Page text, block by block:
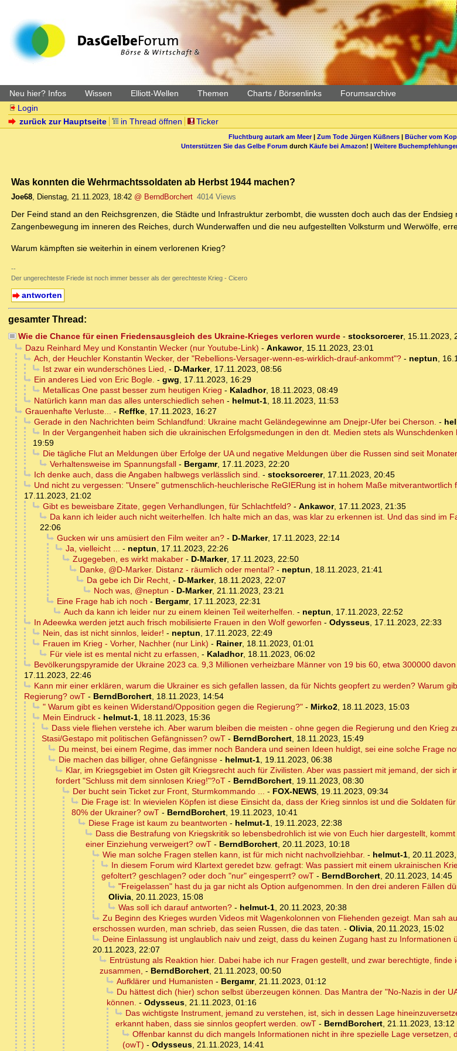
Neu hier? Infos Wissen Elliott-Wellen Themen Charts / Börsenlinks Forumsarchive
Login
zurück zur Hauptseite
in Thread öffnen Ticker
Fluchtburg autark am Meer| Zum Tode Jürgen Küßners| Bücher vom
Unterstützen Sie das Gelbe Forum durch Käufe bei Amazon! | Weitere
Was konnten die Wehrmachtssoldaten ab Herbst 1944 machen?
Joe68, Dienstag, 21.11.2023, 18:42 @ BerndBorchert 4014 Views
Der Feind stand an den Reichsgrenzen, die Städte und Infrastruktur zerbombt, die wussten doch auch das der Endsieg
Zangenbewegung im inneren des Reiches, durch Wunderwaffen und die neu aufgestellten Volksturm und Werwölfe,
Warum kämpften sie weiterhin in einem verlorenen Krieg?
--
Der ungerechteste Friede ist noch immer besser als der gerechteste Krieg - Cicero
antworten
gesamter Thread:
Wie die Chance für einen Friedensausgleich des Ukraine-Krieges verloren wurde- stocksorcerer, 15.11.2023,
Dazu Reinhard Mey und Konstantin Wecker (nur Youtube-Link) - Ankawor, 15.11.2023, 23:01
Ach, der Heuchler Konstantin Wecker, der "Rebellions-Versager-wenn-es-wirklich-drauf-ankommt"?- neptun,
Ist zwar ein wunderschönes Lied, - D-Marker, 17.11.2023, 08:56
Ein anderes Lied von Eric Bogle. - gwg, 17.11.2023, 16:29
Metallicas One passt besser zum heutigen Krieg - Kaladhor, 18.11.2023, 08:49
Natürlich kann man das alles unterschiedlich sehen - helmut-1, 18.11.2023, 11:53
Grauenhafte Verluste... - Reffke, 17.11.2023, 16:27
Gerade in den Nachrichten beim Schlandfund: Ukraine macht Geländegewinne am Dnejpr-Ufer bei Cherson. -
In der Vergangenheit haben sich die ukrainischen Erfolgsmedungen in den dt. Medien stets als Wunschdenken
19:59
Die tägliche Flut an Meldungen über Erfolge der UA und negative Meldungen über die Russen sind seit
Verhaltensweise im Spannungsfall- Bergamr, 17.11.2023, 22:20
Ich denke auch, dass die Angaben halbwegs verlässlich sind. - stocksorcerer, 17.11.2023, 20:45
Und nicht zu vergessen: "Unsere" gutmenschlich-heuchlerische ReGIERung ist in hohem Maße mitverantwortlich
17.11.2023, 21:02
Gibt es beweisbare Zitate, gegen Verhandlungen, für Schlachtfeld?- Ankawor, 17.11.2023, 21:35
Da kann ich leider auch nicht weiterhelfen. Ich halte mich an das, was klar zu erkennen ist. Und das sind im
22:06
Gucken wir uns amüsiert den Film weiter an?- D-Marker, 17.11.2023, 22:14
Ja, vielleicht ... - neptun, 17.11.2023, 22:26
Zugegeben, es wirkt makaber- D-Marker, 17.11.2023, 22:50
Danke, @D-Marker. Distanz - räumlich oder mental?- neptun, 18.11.2023, 21:41
Da gebe ich Dir Recht, - D-Marker, 18.11.2023, 22:07
Noch was, @neptun - D-Marker, 21.11.2023, 23:21
Eine Frage hab ich noch - Bergamr, 17.11.2023, 22:31
Auch da kann ich leider nur zu einem kleinen Teil weiterhelfen. - neptun, 17.11.2023, 22:52
In Adeewka werden jetzt auch frisch mobilisierte Frauen in den Wolf geworfen - Odysseus, 17.11.2023, 22:33
Nein, das ist nicht sinnlos, leider! - neptun, 17.11.2023, 22:49
Frauen im Krieg - Vorher, Nachher (nur Link) - Rainer, 18.11.2023, 01:01
Für viele ist es mental nicht zu erfassen, - Kaladhor, 18.11.2023, 06:02
Bevölkerungspyramide der Ukraine 2023 ca. 9,3 Millionen verheizbare Männer von 19 bis 60, etwa 300000
17.11.2023, 22:46
Kann mir einer erklären, warum die Ukrainer es sich gefallen lassen, da für Nichts geopfert zu werden? Warum
Regierung? owT - BerndBorchert, 18.11.2023, 14:54
" Warum gibt es keinen Widerstand/Opposition gegen die Regierung?"- Mirko2, 18.11.2023, 15:03
Mein Eindruck- helmut-1, 18.11.2023, 15:36
Dass viele fliehen verstehe ich. Aber warum bleiben die meisten - ohne gegen die Regierung und den Krieg
Stasi/Gestapo mit politischen Gefängnissen? owT - BerndBorchert, 18.11.2023, 15:49
Du meinst, bei einem Regime, das immer noch Bandera und seinen Ideen huldigt, sei eine solche Frage
Die machen das billiger, ohne Gefängnisse- helmut-1, 19.11.2023, 06:38
Klar, im Kriegsgebiet im Osten gilt Kriegsrecht auch für Zivilisten. Aber was passiert mit jemand, der sich
fordert "Schluss mit dem sinnlosen Krieg!"?oT - BerndBorchert, 19.11.2023, 08:30
Der bucht sein Ticket zur Front, Sturmkommando ... - FOX-NEWS, 19.11.2023, 09:34
Die Frage ist: In wievielen Köpfen ist diese Einsicht da, dass der Krieg sinnlos ist und die Soldaten
80% der Ukrainer? owT - BerndBorchert, 19.11.2023, 10:41
Diese Frage ist kaum zu beantworten - helmut-1, 19.11.2023, 22:38
Dass die Bestrafung von Kriegskritik so lebensbedrohlich ist wie von Euch hier dargestellt,
einer Einziehung verweigert? owT - BerndBorchert, 20.11.2023, 10:18
Wie man solche Fragen stellen kann, ist für mich nicht nachvollziehbar. - helmut-1,
In diesem Forum wird Klartext geredet bzw. gefragt: Was passiert mit einem ukrainischen
gefoltert? geschlagen? oder doch "nur" eingesperrt? owT - BerndBorchert, 20.11.2023, 14:45
"Freigelassen" hast du ja gar nicht als Option aufgenommen. In den drei anderen Fällen
Olivia, 20.11.2023, 15:08
Was soll ich darauf antworten?- helmut-1, 20.11.2023, 20:38
Zu Beginn des Krieges wurden Videos mit Wagenkolonnen von Fliehenden gezeigt. Man sah
erschossen wurden, man schrieb, das seien Russen, die das taten. - Olivia, 20.11.2023, 15:02
Deine Einlassung ist unglaublich naiv und zeigt, dass du keinen Zugang hast zu Informationen
20.11.2023, 22:07
Entrüstung als Reaktion hier. Dabei habe ich nur Fragen gestellt, und zwar berechtigte, finde
zusammen, - BerndBorchert, 21.11.2023, 00:50
Aufklärer und Humanisten - Bergamr, 21.11.2023, 01:12
Du hättest dich (hier) schon selbst überzeugen können. Das Mantra der "No-Nazis in der
können. - Odysseus, 21.11.2023, 01:16
Das wichtigste Instrument, jemand zu verstehen, ist, sich in dessen Lage
erkannt haben, dass sie sinnlos geopfert werden. owT - BerndBorchert, 21.11.2023, 13:12
Offenbar kannst du dich mangels Informationen nicht in ihre spezielle Lage versetzen,
(owT) - Odysseus, 21.11.2023, 14:41